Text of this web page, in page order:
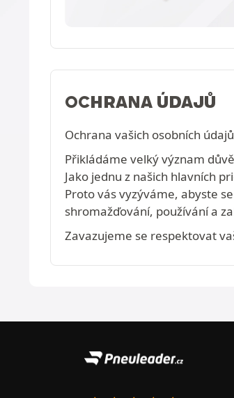
OCHRANA ÚDAJŮ
Ochrana vašich osobních
Přikládáme velký význam
Jako jednu z našich hlavních
Proto vás vyzýváme, abyste
shromažďování, používání a
Zavazujeme se respektovat